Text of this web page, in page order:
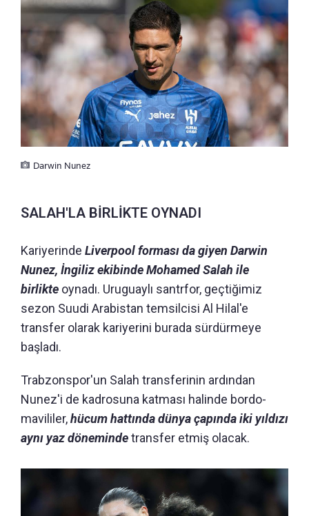
Darwin Nunez
SALAH'LA BİRLİKTE OYNADI
Kariyerinde Liverpool forması da giyen Darwin
Nunez, İngiliz ekibinde Mohamed Salah ile
birlikte oynadı. Uruguaylı santrfor, geçtiğimiz
sezon Suudi Arabistan temsilcisi Al Hilal'e
transfer olarak kariyerini burada sürdürmeye
başladı.
Trabzonspor'un Salah transferinin ardından
Nunez'i de kadrosuna katması halinde bordo-
mavililer,hücum hattında dünya çapında iki yıldızı
aynı yaz dönemindetransfer etmiş olacak.